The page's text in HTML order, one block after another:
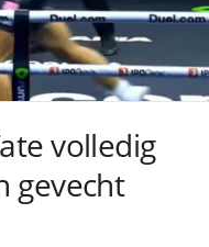
volledig
gevecht